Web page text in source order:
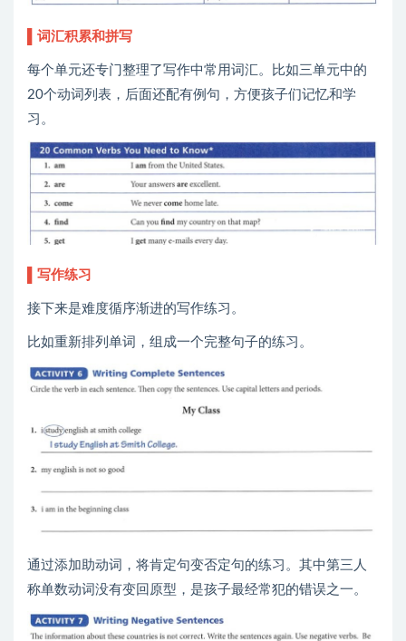
▌词汇积累和拼写
每个单元还专门整理了写作中常用词汇。比如三单元中的
20个动词列表，后面还配有例句，方便孩子们记忆和学
习。
▌写作练习
接下来是难度循序渐进的写作练习。
比如重新排列单词，组成一个完整句子的练习。
通过添加助动词，将肯定句变否定句的练习。其中第三人
称单数动词没有变回原型，是孩子最经常犯的错误之一。